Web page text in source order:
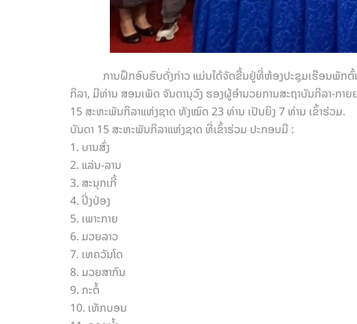
ການຝຶກອົບຮົບດັ່ງກ່າວ ແມ່ນໄດ້ຈັດຂື້ນຢູ່ທີ່ຫ້ອງປະຊຸມເຮືອນພັກຕົ້ນດູ່
ກິລາ, ມີທ່ານ ສອນເພັດ ຈັນດານຸວົງ ຮອງຜູ້ອຳນວຍການສະຖາບັນກິລາ-ກ
15 ສະຫະພັນກິລາແຫ່ງຊາດ ທັງໝົດ 23 ທ່ານ ເປັນຍິງ 7 ທ່ານ ເຂົ້າຮ່ວມ.
ບັນດາ 15 ສະຫະພັນກິລາແຫ່ງຊາດ ທີ່ເຂົ້າຮ່ວມ ປະກອບມີ :
1. ບານສົ່ງ
2. ⁠ແລ່ນ-ລານ
3. ສະນຸກເກີ້
4. ⁠ປິ່ງປ່ອງ
5. ⁠ເພາະກາຍ
6. ⁠ມວຍລາວ
7. ⁠ເທຄວັນໂດ
8. ⁠ມວຍສາກົນ
9. ⁠ກະຕໍ້
10. ⁠ເທັກບອນ